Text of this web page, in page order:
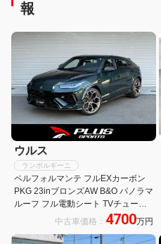
報
ウルス
ランボルギーニ
ペルフォルマンテ フルEXカーボン
PKG 23inブロンズAW B&O パノラマ
ルーフ フル電動シート TVチューナ
中古車価格： 4700万円